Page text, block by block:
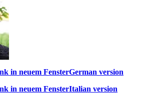
German version
Italian version